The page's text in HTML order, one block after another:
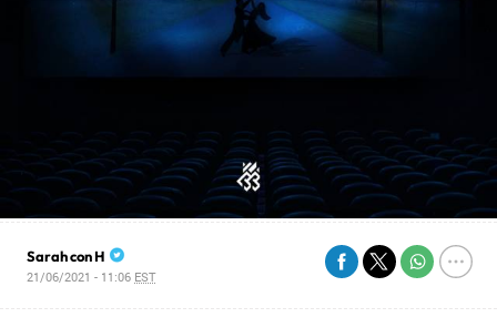
Sarah con H
21/06/2021 - 11:06 EST